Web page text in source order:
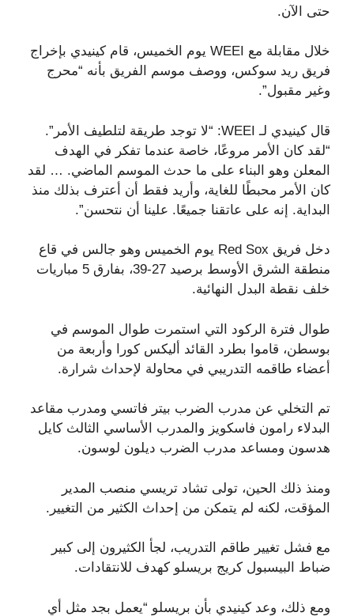
حتى الآن.
خلال مقابلة مع WEEI يوم الخميس، قام كينيدي بإخراج
فريق ريد سوكس، ووصف موسم الفريق بأنه “محرج
وغير مقبول”.
قال كينيدي لـ WEEI: “لا توجد طريقة لتلطيف الأمر”.
“لقد كان الأمر مروعًا، خاصة عندما تفكر في الهدف
المعلن وهو البناء على ما حدث الموسم الماضي. … لقد
كان الأمر محبطًا للغاية، وأريد فقط أن أعترف بذلك منذ
البداية. إنه على عاتقنا جميعًا. علينا أن نتحسن”.
دخل فريق Red Sox يوم الخميس وهو جالس في قاع
منطقة الشرق الأوسط برصيد 27-39، بفارق 5 مباريات
خلف نقطة البدل النهائية.
طوال فترة الركود التي استمرت طوال الموسم في
بوسطن، قاموا بطرد القائد أليكس كورا وأربعة من
أعضاء طاقمه التدريبي في محاولة لإحداث شرارة.
تم التخلي عن مدرب الضرب بيتر فاتسي ومدرب مقاعد
البدلاء رامون فاسكويز والمدرب الأساسي الثالث كايل
هدسون ومساعد مدرب الضرب ديلون لوسون.
ومنذ ذلك الحين، تولى تشاد تريسي منصب المدير
المؤقت، لكنه لم يتمكن من إحداث الكثير من التغيير.
مع فشل تغيير طاقم التدريب، لجأ الكثيرون إلى كبير
ضباط البيسبول كريج بريسلو كهدف للانتقادات.
ومع ذلك، وعد كينيدي بأن بريسلو “يعمل بجد مثل أي